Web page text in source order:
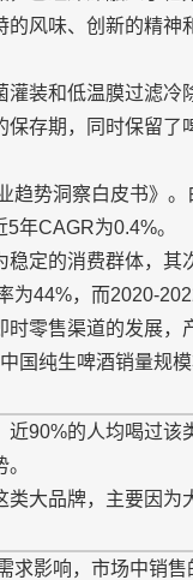
风味、创新的精神
装和低温膜过滤冷
存期，同时保留了
趋势洞察白皮书》
年CAGR为0.4%。
定的消费群体，其
为44%，而2020-
零售渠道的发展，
国纯生啤酒销量规模
90%的人均喝过该
大品牌，主要因为
影响，市场中销售